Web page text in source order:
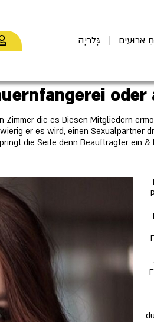
אֵרוּעִים גָּלֶרְיָה
oder
die es Diesen Mitgliedern
er es wird, einen Sexualpartner
die Seite denn Beauftragter ein